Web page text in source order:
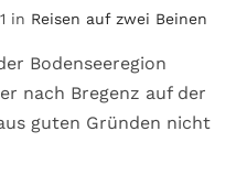
in Reisen auf zwei Beinen
Bodenseeregion
nach Bregenz auf der
guten Gründen nicht